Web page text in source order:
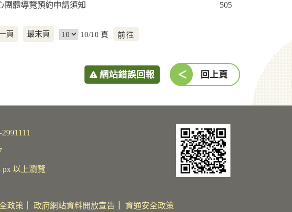
團體導覽預約申請須知 505
頁 最末頁 10/10 頁
前
網站錯誤回報 回上頁
px 以上瀏覽
政策 政府網站資料開放宣告 資通安全政策